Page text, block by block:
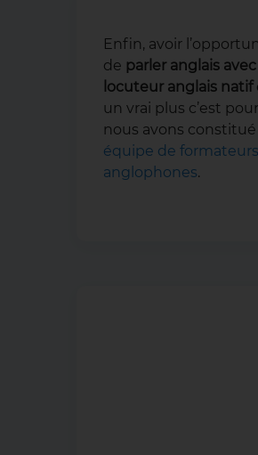
Enfin, avoir
de parler anglais
locuteur anglais natif
un vrai plus c’est
nous avons constitué
équipe de formateurs
anglophones.